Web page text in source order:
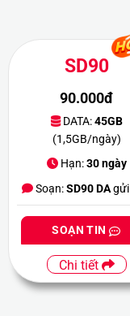
SD90
90.000đ
DATA:45GB
(1,5GB/ngày)
Hạn:30 ngày
Soạn:SD90 DAgửi
SOẠN TIN
Chi tiết